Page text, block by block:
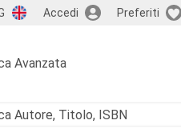
Accedi Preferiti
Avanzata